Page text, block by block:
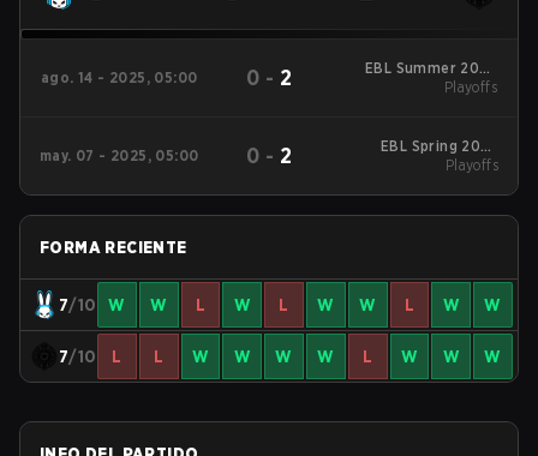
ago. 14 - 2025, 05:00 0 - 2
EBL Summer 2025
Playoffs
Playoffs
may. 07 - 2025, 05:00 0 - 2
EBL Spring 2025
Playoffs
Playoffs
FORMA RECIENTE
7/10 W W L W L W W L W W
7/10 L L W W W W L W W W